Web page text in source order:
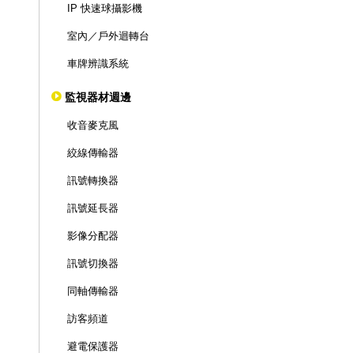
IP 快速球攝影機
室內／戶外迴轉台
車牌辨識系統
監視器材週邊
收音麥克風
絞線傳輸器
訊號轉換器
訊號延長器
影像分配器
訊號切換器
同軸傳輸器
訪客頻道
避電保護器